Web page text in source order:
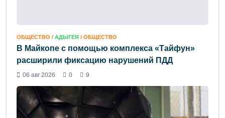
ОБЩЕСТВО / АДЫГЕЯ / ОБЩЕСТВО
В Майкопе с помощью комплекса «Тайфун»
расширили фиксацию нарушений ПДД
06 авг 2026 0 9